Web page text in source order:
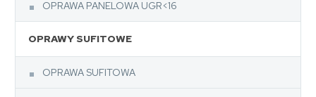
OPRAWA PANELOWA UGR<16
OPRAWY SUFITOWE
OPRAWA SUFITOWA